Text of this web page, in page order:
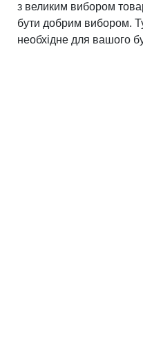
з великим вибором
бути добрим вибором.
необхідне для вашого